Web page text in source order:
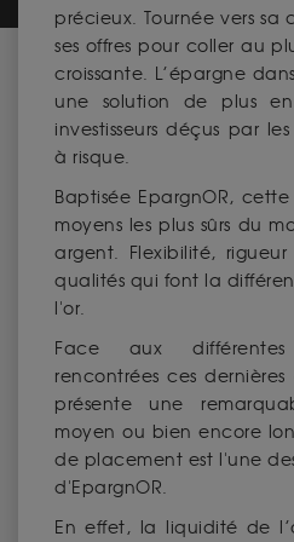
précieux. Tournée vers sa
ses offres pour coller au
croissante. L’épargne
une solution de plus
investisseurs déçus par
à risque.
Baptisée EpargnOR,
moyens les plus sûrs du
argent. Flexibilité,
qualités qui font la
l'or.
Face aux différentes
rencontrées ces
présente une
moyen ou bien encore
de placement est l'une
d'EpargnOR.
En effet, la liquidité de